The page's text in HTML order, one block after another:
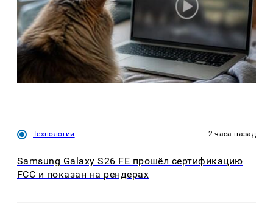
Технологии 2 часа назад
Samsung Galaxy S26 FE прошёл сертификацию
FCC и показан на рендерах